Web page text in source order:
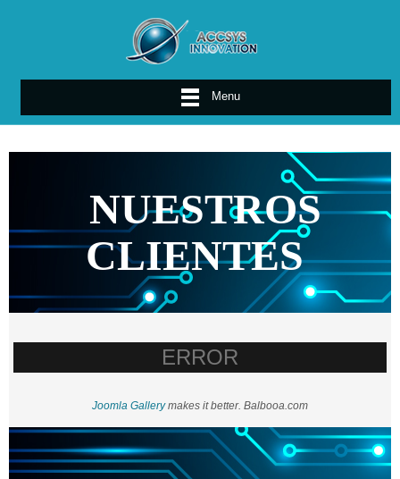
Menu
NUESTROS
CLIENTES
ERROR
Joomla Gallerymakes it better. Balbooa.com